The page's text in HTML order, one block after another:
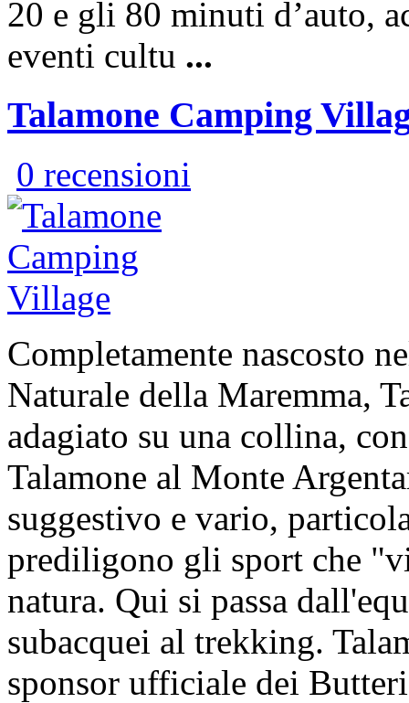
20 e gli 80 minuti d’auto,
eventi cultu ...
Talamone Camping
0 recensioni
Completamente nascosto
Naturale della Maremma,
adagiato su una collina,
Talamone al Monte
suggestivo e vario,
prediligono gli sport che
natura. Qui si passa
subacquei al trekking.
sponsor ufficiale dei